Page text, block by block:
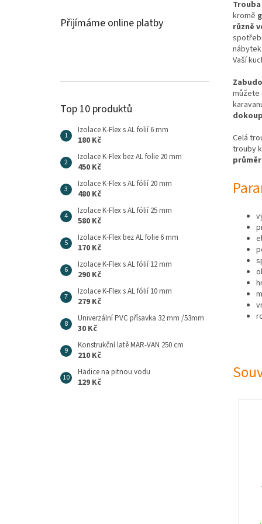
Přijímáme online platby
Top 10 produktů
Izolace K-Flex s AL folií 6 mm
180 Kč
Izolace K-Flex bez AL folie 20 mm
450 Kč
Izolace K-Flex s AL fólií 20 mm
480 Kč
Izolace K-Flex s AL fólií 25 mm
580 Kč
Izolace K-Flex bez AL folie 6 mm
170 Kč
Izolace K-Flex s AL fólií 12 mm
290 Kč
Izolace K-Flex s AL fólií 10 mm
279 Kč
Univerzální PVC přísavka 32 mm /53mm
30 Kč
Konstrukční latě MAR-VAN 250 cm
210 Kč
Hadice na pitnou vodu
129 Kč
kromě
různě
Vaší
můžete
Celá
trouby